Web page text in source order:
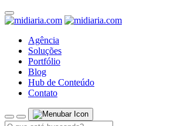
Agência
Soluções
Portfólio
Blog
Hub de Conteúdo
Contato